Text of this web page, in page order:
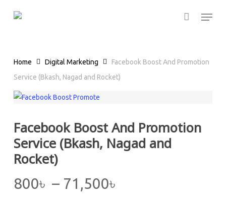
Menu
Home Digital Marketing
Facebook Boost And Promotion
Service (Bkash, Nagad and Rocket)
Facebook Boost And Promotion
Service (Bkash, Nagad and
Rocket)
800৳ – 71,500৳